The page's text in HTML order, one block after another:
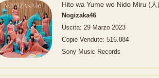
Hito wa Yume wo Nido Miru (
Nogizaka46
Uscita: 29 Marzo 2023
Copie Vendute: 516.884
Sony Music Records